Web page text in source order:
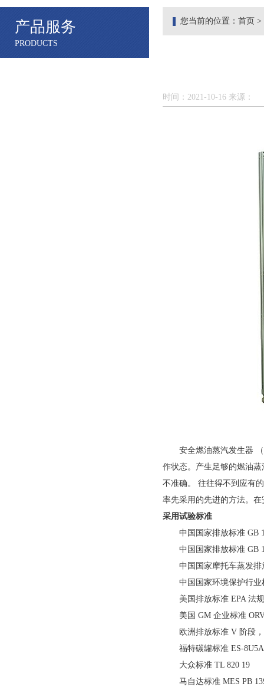
产品服务
PRODUCTS
您当前的位置： 首页 >
时间：2021-10-16 来源：
安全燃油蒸汽发生器
作状态。产生足够的燃油
不准确。 往往得不到应有
率先采用的先进的方法。
采用试验标准
中国国家排放标准 GB
中国国家排放标准 GB
中国国家摩托车蒸发排
中国国家环境保护行业
美国排放标准 EPA 法规
美国 GM 企业标准
欧洲排放标准 V 阶段，
福特碳罐标准 ES-
大众标准 TL 820 19
马自达标准 MES PB